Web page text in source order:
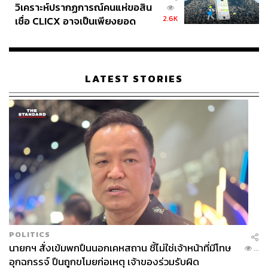
วิเคราะห์ปรากฏการณ์คนแห่ขอสิน
เชื่อ CLICX อาจเป็นเพียงยอด
เรือนไทยที่ถูกซุกไว้
2.6K
LATEST STORIES
POLITICS
นายกฯ สั่งเข้มพกปืนนอกเคหสถาน ชี้ไม่ใช่เจ้าหน้าที่มีโทษ
อุกฉกรรจ์ ปืนถูกขโมยก่อเหตุ เจ้าของร่วมรับผิด
...